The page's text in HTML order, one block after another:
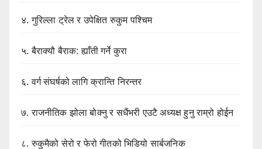
४.गुरिल्ला ट्रेल र उपेक्षित रुकुम पश्चिम
५.बैराक्यौ बैराक: ह्याँती गर्ने कुरा
६.वर्ग संघर्षको लागि क्रान्ति निरन्तर
७.राजनीतिक झोला बोक्नु र सधैंभरी एउटै अध्यक्ष हुनु राम्रो होईन
८.रुकुमैको सेरो र फेरो गीतको भिडियो सार्बजनिक